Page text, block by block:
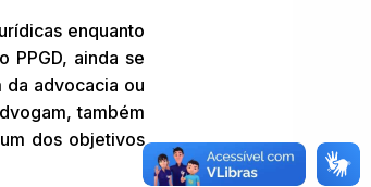
enquanto
PPGD, ainda se
da advocacia ou
também
dos objetivos